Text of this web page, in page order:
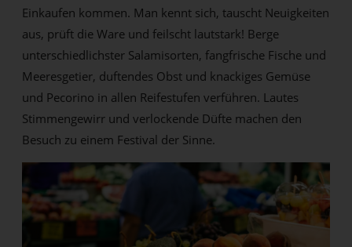
Einkaufen kommen. Man kennt sich, tauscht Neuigkeiten
aus, prüft die Ware und feilscht lautstark! Berge
unterschiedlichster Salamisorten, fangfrische Fische und
Meeresgetier, duftendes Obst und knackiges Gemüse
und Pecorino in allen Reifestufen verführen. Lautes
Stimmengewirr und verlockende Düfte machen den
Besuch zu einem Festival der Sinne.